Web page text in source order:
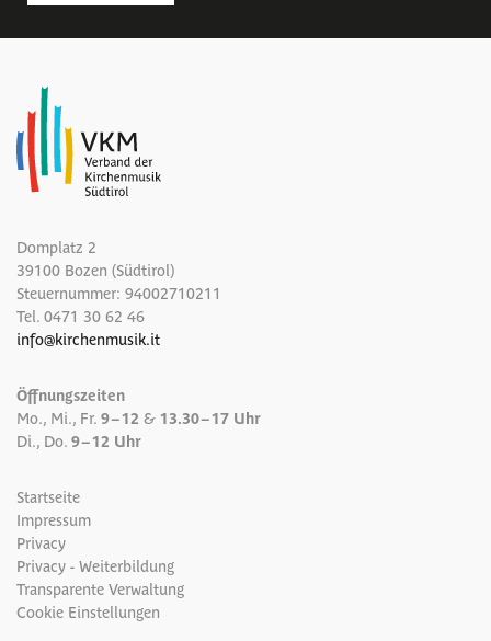
Domplatz 2
39100 Bozen (Südtirol)
Steuernummer: 94002710211
Tel. 0471 30 62 46
info@kirchenmusik.it
Öffnungszeiten
Mo., Mi., Fr. 9 – 12 & 13.30 – 17 Uhr
Di., Do. 9 – 12 Uhr
Startseite
Impressum
Privacy
Privacy - Weiterbildung
Transparente Verwaltung
Cookie Einstellungen